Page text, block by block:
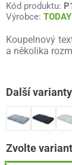
Kód produktu:
Výrobce: TODAY
Koupelnový
a několika
Další varianty
Zvolte